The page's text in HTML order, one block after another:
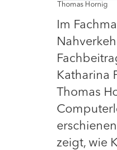
Thomas Hornig
Im
Katharina
Thomas
zeigt, wie